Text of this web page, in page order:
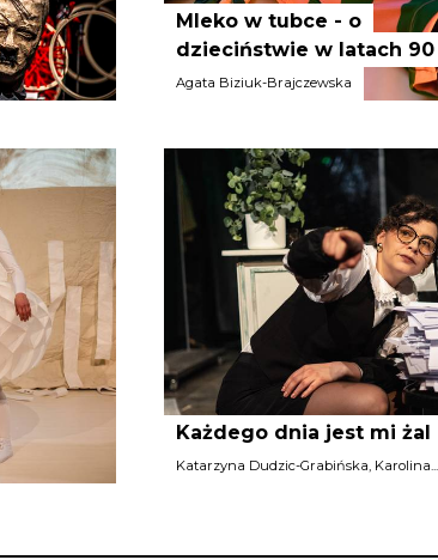
Mleko w tubce - o
dzieciństwie w latach 90
Agata Biziuk-Brajczewska
Każdego dnia jest mi żal
Katarzyna Dudzic-Grabińska, Karolina...